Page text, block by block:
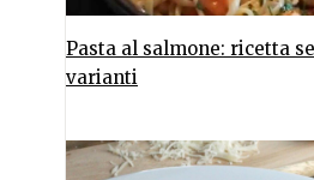
Pasta al salmone: ricetta
varianti